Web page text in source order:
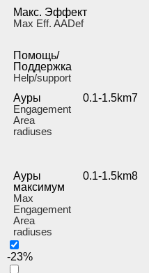
Макс. Эффект
Max Eff. AADef
Помощь/
Поддержка
Help/support
Ауры
Engagement
Area
radiuses
0.1-1.5km7
Ауры
максимум
Max
Engagement
Area
radiuses
0.1-1.5km8
-23%